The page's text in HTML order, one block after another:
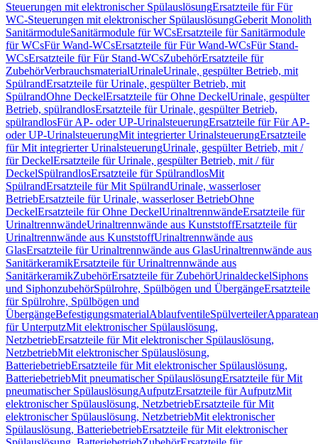
Steuerungen mit elektronischer SpülauslösungErsatzteile für Für
WC-Steuerungen mit elektronischer SpülauslösungGeberit Monolith
SanitärmoduleSanitärmodule für WCsErsatzteile für Sanitärmodule
für WCsFür Wand-WCsErsatzteile für Für Wand-WCsFür Stand-
WCsErsatzteile für Für Stand-WCsZubehörErsatzteile für
ZubehörVerbrauchsmaterialUrinaleUrinale, gespülter Betrieb, mit
SpülrandErsatzteile für Urinale, gespülter Betrieb, mit
SpülrandOhne DeckelErsatzteile für Ohne DeckelUrinale, gespülter
Betrieb, spülrandlosErsatzteile für Urinale, gespülter Betrieb,
spülrandlosFür AP- oder UP-UrinalsteuerungErsatzteile für Für AP-
oder UP-UrinalsteuerungMit integrierter UrinalsteuerungErsatzteile
für Mit integrierter UrinalsteuerungUrinale, gespülter Betrieb, mit /
für DeckelErsatzteile für Urinale, gespülter Betrieb, mit / für
DeckelSpülrandlosErsatzteile für SpülrandlosMit
SpülrandErsatzteile für Mit SpülrandUrinale, wasserloser
BetriebErsatzteile für Urinale, wasserloser BetriebOhne
DeckelErsatzteile für Ohne DeckelUrinaltrennwändeErsatzteile für
UrinaltrennwändeUrinaltrennwände aus KunststoffErsatzteile für
Urinaltrennwände aus KunststoffUrinaltrennwände aus
GlasErsatzteile für Urinaltrennwände aus GlasUrinaltrennwände aus
SanitärkeramikErsatzteile für Urinaltrennwände aus
SanitärkeramikZubehörErsatzteile für ZubehörUrinaldeckelSiphons
und SiphonzubehörSpülrohre, Spülbögen und ÜbergängeErsatzteile
für Spülrohre, Spülbögen und
ÜbergängeBefestigungsmaterialAblaufventileSpülverteiler
für UnterputzMit elektronischer Spülauslösung,
NetzbetriebErsatzteile für Mit elektronischer Spülauslösung,
NetzbetriebMit elektronischer Spülauslösung,
BatteriebetriebErsatzteile für Mit elektronischer Spülauslösung,
BatteriebetriebMit pneumatischer SpülauslösungErsatzteile für Mit
pneumatischer SpülauslösungAufputzErsatzteile für AufputzMit
elektronischer Spülauslösung, NetzbetriebErsatzteile für Mit
elektronischer Spülauslösung, NetzbetriebMit elektronischer
Spülauslösung, BatteriebetriebErsatzteile für Mit elektronischer